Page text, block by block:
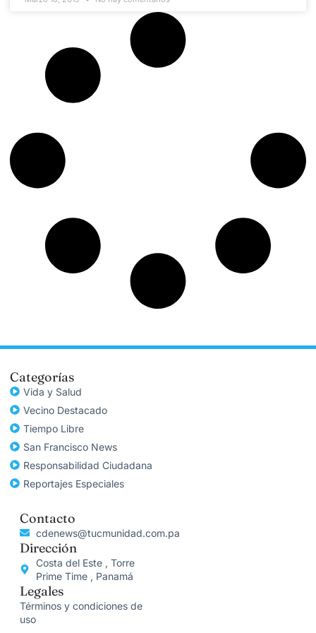
Categorías
Vida y Salud
Vecino Destacado
Tiempo Libre
San Francisco News
Responsabilidad Ciudadana
Reportajes Especiales
Contacto
cdenews@tucmunidad.com.pa
Dirección
Costa del Este , Torre
Prime Time , Panamá
Legales
Términos y condiciones de
uso